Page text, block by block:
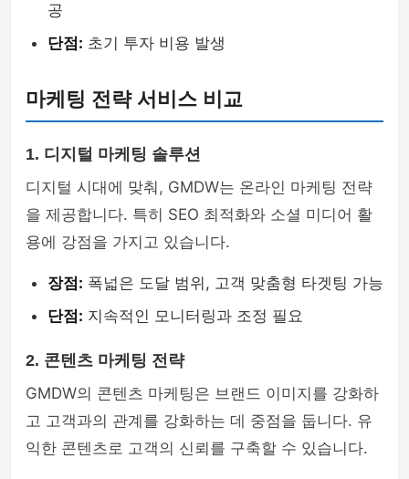
공
단점: 초기 투자 비용 발생
마케팅 전략 서비스 비교
1. 디지털 마케팅 솔루션
디지털 시대에 맞춰, GMDW는 온라인 마케팅 전략
을 제공합니다. 특히 SEO 최적화와 소셜 미디어 활
용에 강점을 가지고 있습니다.
장점: 폭넓은 도달 범위, 고객 맞춤형 타겟팅 가능
단점: 지속적인 모니터링과 조정 필요
2. 콘텐츠 마케팅 전략
GMDW의 콘텐츠 마케팅은 브랜드 이미지를 강화하
고 고객과의 관계를 강화하는 데 중점을 둡니다. 유
익한 콘텐츠로 고객의 신뢰를 구축할 수 있습니다.